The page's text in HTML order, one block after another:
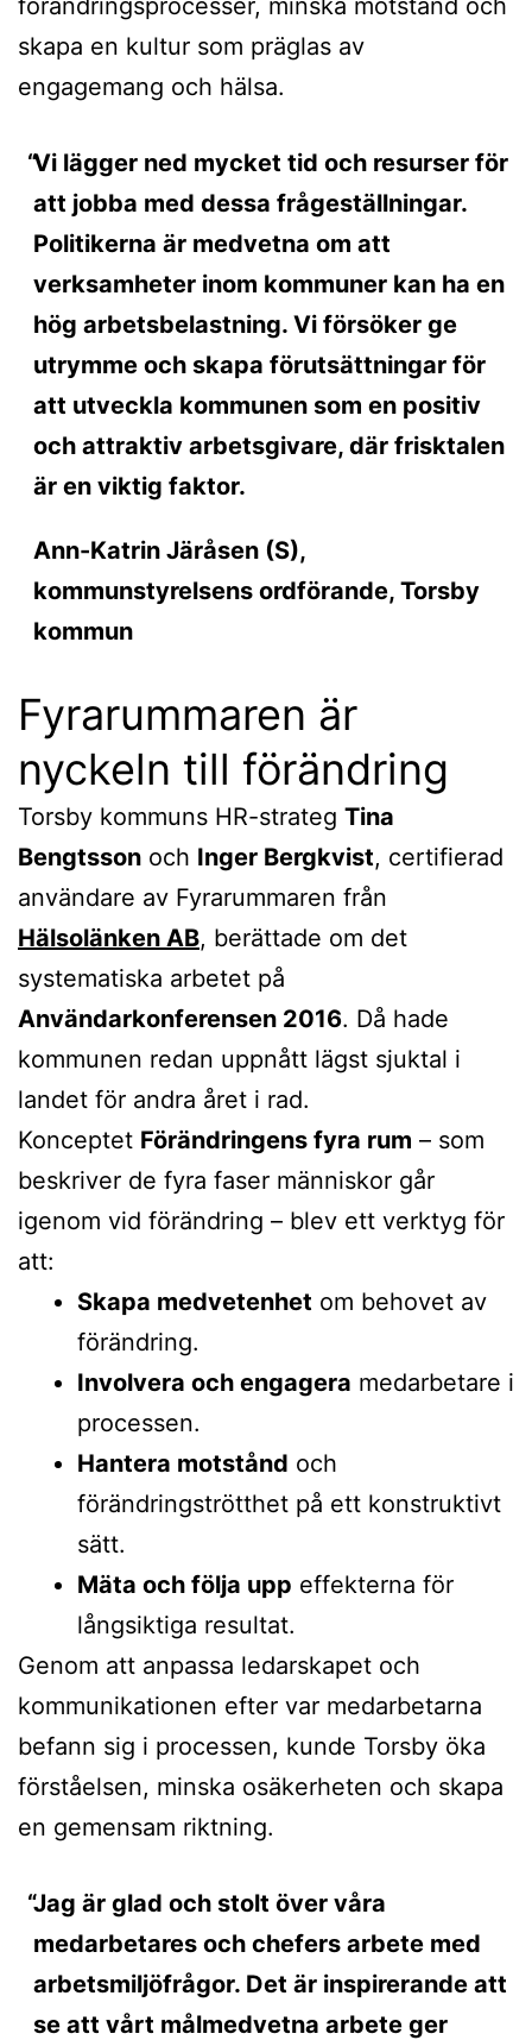
skapa en kultur som präglas av
engagemang och hälsa.
Vi lägger ned mycket tid och resurser för
att jobba med dessa frågeställningar.
Politikerna är medvetna om att
verksamheter inom kommuner kan ha en
hög arbetsbelastning. Vi försöker ge
utrymme och skapa förutsättningar för
att utveckla kommunen som en positiv
och attraktiv arbetsgivare, där frisktalen
är en viktig faktor.
Ann-Katrin Järåsen (S),
kommunstyrelsens ordförande, Torsby
kommun
Fyrarummaren är
nyckeln till förändring
Torsby kommuns HR-strateg Tina
Bengtsson och Inger Bergkvist, certifierad
användare av Fyrarummaren från
Hälsolänken AB, berättade om det
systematiska arbetet på
Användarkonferensen 2016. Då hade
kommunen redan uppnått lägst sjuktal i
landet för andra året i rad.
Konceptet Förändringens fyra rum – som
beskriver de fyra faser människor går
igenom vid förändring – blev ett verktyg för
att:
Skapa medvetenhet om behovet av
förändring.
Involvera och engagera medarbetare i
processen.
Hantera motstånd och
förändringströtthet på ett konstruktivt
sätt.
Mäta och följa upp effekterna för
långsiktiga resultat.
Genom att anpassa ledarskapet och
kommunikationen efter var medarbetarna
befann sig i processen, kunde Torsby öka
förståelsen, minska osäkerheten och skapa
en gemensam riktning.
Jag är glad och stolt över våra
medarbetares och chefers arbete med
arbetsmiljöfrågor. Det är inspirerande att
se att vårt målmedvetna arbete ger